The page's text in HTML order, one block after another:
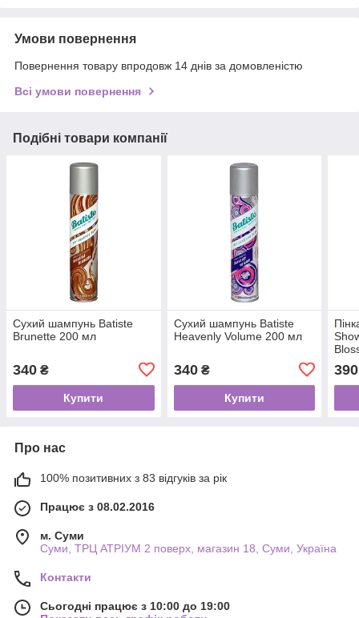
Умови повернення
Повернення товару впродовж 14 днів за домовленістю
Всі умови повернення
Подібні товари компанії
Сухий шампунь Batiste
Brunette 200 мл
340 ₴
Купити
Сухий шампунь Batiste
Heavenly Volume 200 мл
340₴
Купити
390
Про нас
100% позитивних з 83 відгуків за рік
Працює з 08.02.2016
м. Суми
Суми, ТРЦ АТРІУМ 2 поверх, магазин 18, Суми, Україна
Контакти
Сьогодні працює з 10:00 до 19:00